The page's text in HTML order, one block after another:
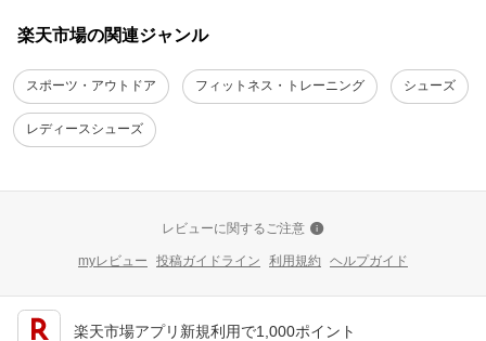
楽天市場の関連ジャンル
スポーツ・アウトドア フィットネス・トレーニング シューズ
レディースシューズ
レビューに関するご注意
myレビュー 投稿ガイドライン 利用規約 ヘルプガイド
楽天市場アプリ新規利用で1,000ポイント